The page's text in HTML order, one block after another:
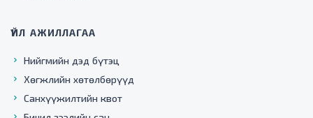
ҮЙЛ АЖИЛЛАГАА
Нийгмийн дэд бүтэц
Хөгжлийн хөтөлбөрүүд
Санхүүжилтийн квот